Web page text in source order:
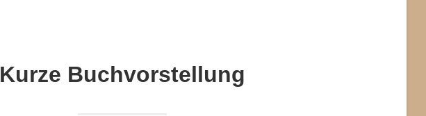
Kurze Buchvorstellung